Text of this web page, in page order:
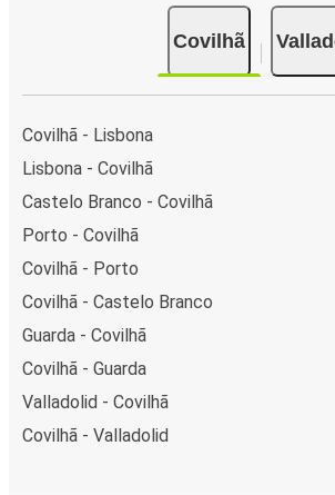
Covilhã
Covilhã - Lisbona
Lisbona - Covilhã
Castelo Branco - Covilhã
Porto - Covilhã
Covilhã - Porto
Covilhã - Castelo Branco
Guarda - Covilhã
Covilhã - Guarda
Valladolid - Covilhã
Covilhã - Valladolid